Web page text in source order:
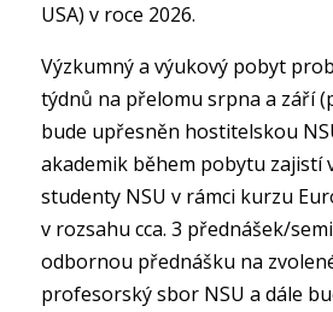
USA) v roce 2026.
Výzkumný a výukový pobyt
týdnů na přelomu srpna a září
bude upřesněn hostitelskou
akademik během pobytu zajistí
studenty NSU v rámci kurzu
v rozsahu cca. 3 přednášek/
odbornou přednášku na
profesorský sbor NSU a dále